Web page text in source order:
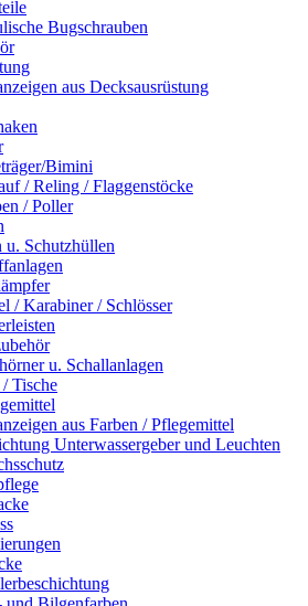
Bugschrauben
aus Decksausrüstung
Bimini
/ Reling / Flaggenstöcke
/ Poller
u. Schutzhüllen
/ Karabiner / Schlösser
u. Schallanlagen
Tische
aus Farben / Pflegemittel
Unterwassergeber und Leuchten